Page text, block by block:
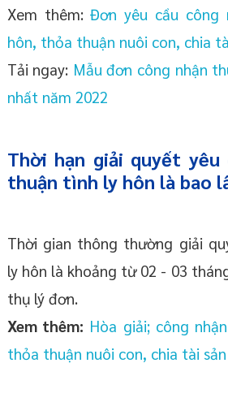
Xem thêm:Đơn yêu cầu công
hôn, thỏa thuận nuôi con, chia
Tải ngay: Mẫu đơn công nhận
nhất năm 2022
Thời hạn giải quyết yêu
thuận tình ly hôn là bao
Thời gian thông thường giải
ly hôn là khoảng từ 02 - 03
thụ lý đơn.
Xem thêm: Hòa giải; công
thỏa thuận nuôi con, chia tài